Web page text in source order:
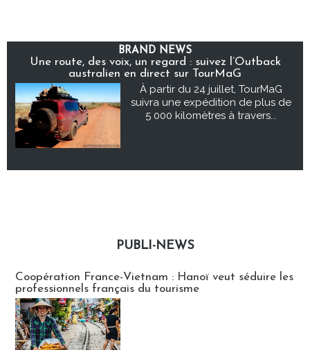
BRAND NEWS
Une route, des voix, un regard : suivez l’Outback
australien en direct sur TourMaG
À partir du 24 juillet, TourMaG
suivra une expédition de plus de
5 000 kilomètres à travers...
PUBLI-NEWS
Coopération France-Vietnam : Hanoï veut séduire les
professionnels français du tourisme